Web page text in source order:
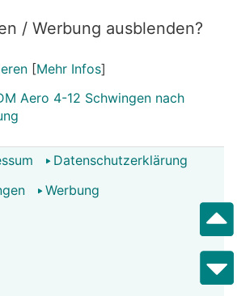
/ Werbung ausblenden?
[Mehr Infos]
Aero 4-12 Schwingen nach
Datenschutzerklärung
Werbung